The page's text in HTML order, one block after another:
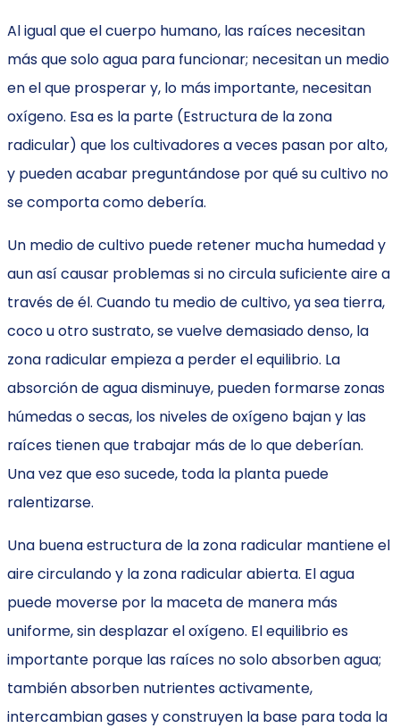
Al igual que el cuerpo humano, las raíces necesitan
más que solo agua para funcionar; necesitan un medio
en el que prosperar y, lo más importante, necesitan
oxígeno. Esa es la parte (Estructura de la zona
radicular) que los cultivadores a veces pasan por alto,
y pueden acabar preguntándose por qué su cultivo no
se comporta como debería.
Un medio de cultivo puede retener mucha humedad y
aun así causar problemas si no circula suficiente aire a
través de él. Cuando tu medio de cultivo, ya sea tierra,
coco u otro sustrato, se vuelve demasiado denso, la
zona radicular empieza a perder el equilibrio. La
absorción de agua disminuye, pueden formarse zonas
húmedas o secas, los niveles de oxígeno bajan y las
raíces tienen que trabajar más de lo que deberían.
Una vez que eso sucede, toda la planta puede
ralentizarse.
Una buena estructura de la zona radicular mantiene el
aire circulando y la zona radicular abierta. El agua
puede moverse por la maceta de manera más
uniforme, sin desplazar el oxígeno. El equilibrio es
importante porque las raíces no solo absorben agua;
también absorben nutrientes activamente,
intercambian gases y construyen la base para toda la